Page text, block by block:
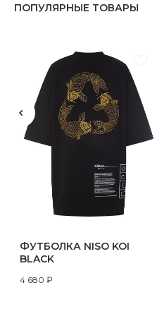
ПОПУЛЯРНЫЕ ТОВАРЫ
ФУТБОЛКА NISO KOI
BLACK
4 680 ₽